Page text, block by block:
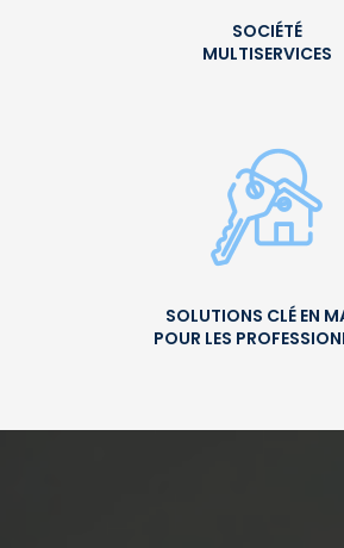
SOCIÉTÉ
MULTISERVICES
SOLUTIONS CLÉ EN
POUR LES